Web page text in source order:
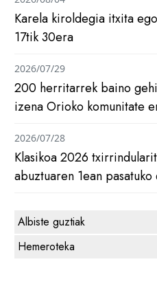
Karela kiroldegia itxita
17tik 30era
200 herritarrek baino
izena Orioko komunitate
2026/07/29
Klasikoa 2026
abuztuaren 1ean
2026/07/28
Albiste guztiak
Hemeroteka